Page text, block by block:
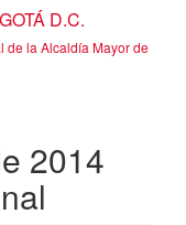
D.C.
de la Alcaldía Mayor de
2014